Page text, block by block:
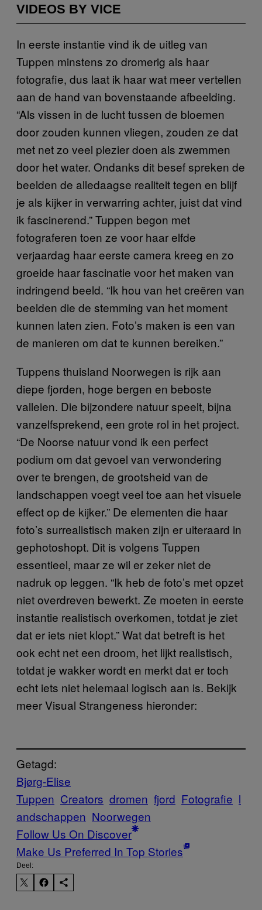
VIDEOS BY VICE
In eerste instantie vind ik de uitleg van
Tuppen minstens zo dromerig als haar
fotografie, dus laat ik haar wat meer vertellen
aan de hand van bovenstaande afbeelding.
“Als vissen in de lucht tussen de bloemen
door zouden kunnen vliegen, zouden ze dat
met net zo veel plezier doen als zwemmen
door het water. Ondanks dit besef spreken de
beelden de alledaagse realiteit tegen en blijf
je als kijker in verwarring achter, juist dat vind
ik fascinerend.” Tuppen begon met
fotograferen toen ze voor haar elfde
verjaardag haar eerste camera kreeg en zo
groeide haar fascinatie voor het maken van
indringend beeld. “Ik hou van het creëren van
beelden die de stemming van het moment
kunnen laten zien. Foto’s maken is een van
de manieren om dat te kunnen bereiken.”
Tuppens thuisland Noorwegen is rijk aan
diepe fjorden, hoge bergen en beboste
valleien. Die bijzondere natuur speelt, bijna
vanzelfsprekend, een grote rol in het project.
“De Noorse natuur vond ik een perfect
podium om dat gevoel van verwondering
over te brengen, de grootsheid van de
landschappen voegt veel toe aan het visuele
effect op de kijker.” De elementen die haar
foto’s surrealistisch maken zijn er uiteraard in
gephotoshopt. Dit is volgens Tuppen
essentieel, maar ze wil er zeker niet de
nadruk op leggen. “Ik heb de foto’s met opzet
niet overdreven bewerkt. Ze moeten in eerste
instantie realistisch overkomen, totdat je ziet
dat er iets niet klopt.” Wat dat betreft is het
ook echt net een droom, het lijkt realistisch,
totdat je wakker wordt en merkt dat er toch
echt iets niet helemaal logisch aan is. Bekijk
meer Visual Strangeness hieronder:
Getagd:
Bjørg-Elise
Tuppen Creators dromen fjord Fotografie l
andschappen Noorwegen
Follow Us On Discover
Make Us Preferred In Top Stories
Deel: